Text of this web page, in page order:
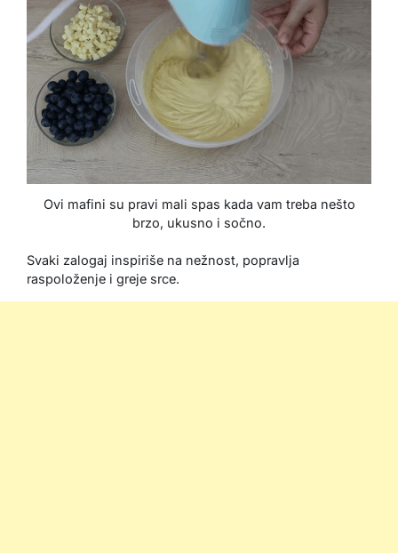
Ovi mafini su pravi mali spas kada vam treba nešto
brzo, ukusno i sočno.
Svaki zalogaj inspiriše na nežnost, popravlja
raspoloženje i greje srce.